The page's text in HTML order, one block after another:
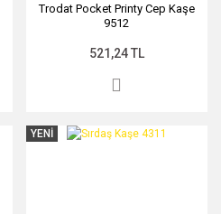
Trodat Pocket Printy Cep Kaşe
9512
521,24 TL
YENİ